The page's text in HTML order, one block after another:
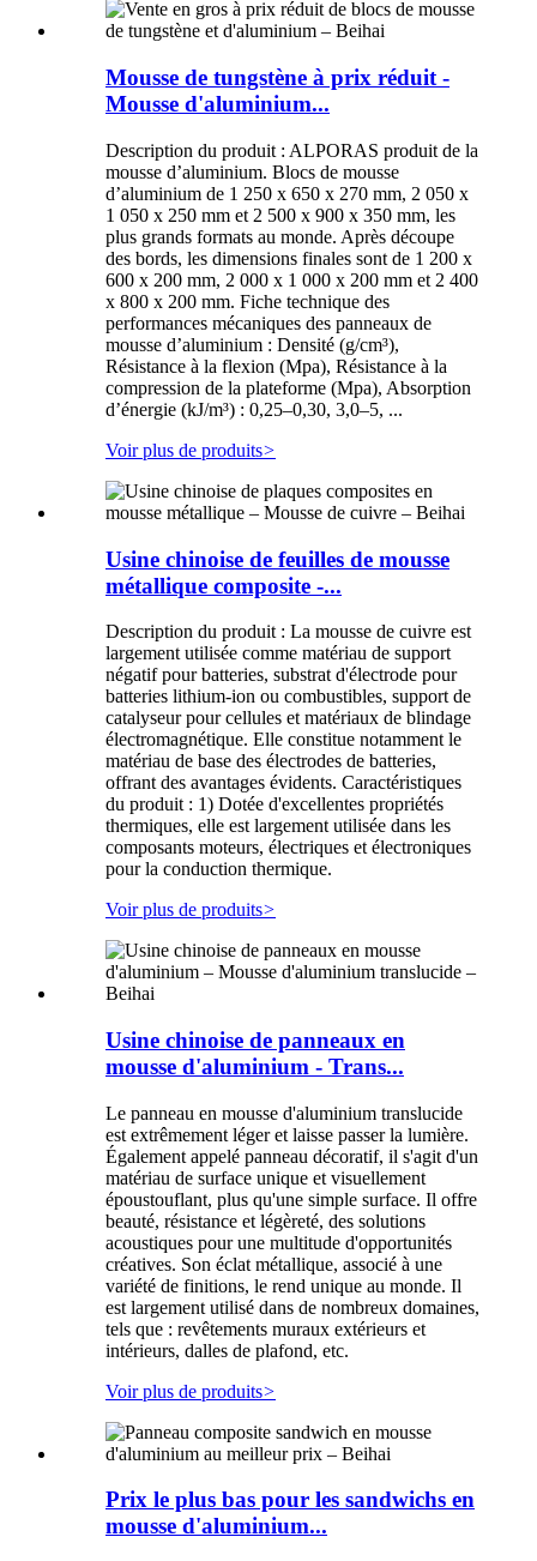
Mousse de tungstène à prix réduit -
Mousse d'aluminium...
Description du produit : ALPORAS produit de la
mousse d’aluminium. Blocs de mousse
d’aluminium de 1 250 x 650 x 270 mm, 2 050 x
1 050 x 250 mm et 2 500 x 900 x 350 mm, les
plus grands formats au monde. Après découpe
des bords, les dimensions finales sont de 1 200 x
600 x 200 mm, 2 000 x 1 000 x 200 mm et 2 400
x 800 x 200 mm. Fiche technique des
performances mécaniques des panneaux de
mousse d’aluminium : Densité (g/cm³),
Résistance à la flexion (Mpa), Résistance à la
compression de la plateforme (Mpa), Absorption
d’énergie (kJ/m³) : 0,25–0,30, 3,0–5, ...
Voir plus de produits>
Usine chinoise de feuilles de mousse
métallique composite -...
Description du produit : La mousse de cuivre est
largement utilisée comme matériau de support
négatif pour batteries, substrat d'électrode pour
batteries lithium-ion ou combustibles, support de
catalyseur pour cellules et matériaux de blindage
électromagnétique. Elle constitue notamment le
matériau de base des électrodes de batteries,
offrant des avantages évidents. Caractéristiques
du produit : 1) Dotée d'excellentes propriétés
thermiques, elle est largement utilisée dans les
composants moteurs, électriques et électroniques
pour la conduction thermique.
Voir plus de produits>
Usine chinoise de panneaux en
mousse d'aluminium - Trans...
Le panneau en mousse d'aluminium translucide
est extrêmement léger et laisse passer la lumière.
Également appelé panneau décoratif, il s'agit d'un
matériau de surface unique et visuellement
époustouflant, plus qu'une simple surface. Il offre
beauté, résistance et légèreté, des solutions
acoustiques pour une multitude d'opportunités
créatives. Son éclat métallique, associé à une
variété de finitions, le rend unique au monde. Il
est largement utilisé dans de nombreux domaines,
tels que : revêtements muraux extérieurs et
intérieurs, dalles de plafond, etc.
Voir plus de produits>
Prix ​​le plus bas pour les sandwichs en
mousse d'aluminium...